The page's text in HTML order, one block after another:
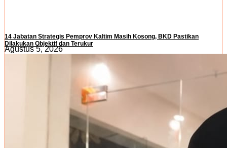
14 Jabatan Strategis Pemprov Kaltim Masih Kosong, BKD Pastikan
Dilakukan Objektif dan Terukur
Agustus 5, 2026